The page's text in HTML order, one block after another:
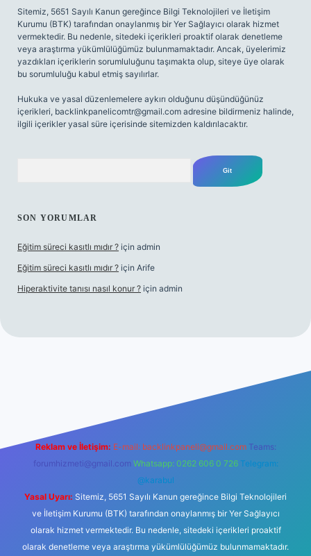
Sitemiz, 5651 Sayılı Kanun gereğince Bilgi Teknolojileri ve İletişim
Kurumu (BTK) tarafından onaylanmış bir Yer Sağlayıcı olarak hizmet
vermektedir. Bu nedenle, sitedeki içerikleri proaktif olarak denetleme
veya araştırma yükümlülüğümüz bulunmamaktadır. Ancak, üyelerimiz
yazdıkları içeriklerin sorumluluğunu taşımakta olup, siteye üye olarak
bu sorumluluğu kabul etmiş sayılırlar.
Hukuka ve yasal düzenlemelere aykırı olduğunu düşündüğünüz
içerikleri, backlinkpanelicomtr@gmail.com adresine bildirmeniz halinde,
ilgili içerikler yasal süre içerisinde sitemizden kaldırılacaktır.
SON YORUMLAR
Eğitim süreci kasıtlı mıdır ? için admin
Eğitim süreci kasıtlı mıdır ? için Arife
Hiperaktivite tanısı nasıl konur ? için admin
Reklam ve İletişim: E-mail: backlinkpaneli@gmail.com Teams:
forumhizmeti@gmail.com Whatsapp: 0262 606 0 726 Telegram:
@karabul
Yasal Uyarı: Sitemiz, 5651 Sayılı Kanun gereğince Bilgi Teknolojileri
ve İletişim Kurumu (BTK) tarafından onaylanmış bir Yer Sağlayıcı
olarak hizmet vermektedir. Bu nedenle, sitedeki içerikleri proaktif
olarak denetleme veya araştırma yükümlülüğümüz bulunmamaktadır.